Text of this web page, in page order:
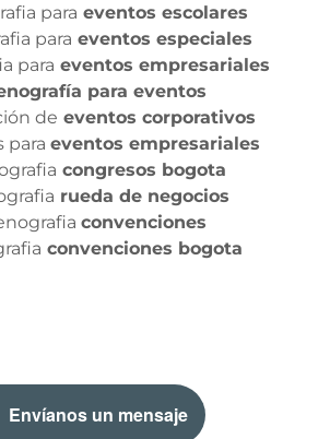
para eventos escolares
para eventos especiales
para eventos empresariales
para eventos
de eventos corporativos
para eventos empresariales
congresos bogota
rueda de negocios
convenciones
convenciones bogota
Envíanos un mensaje